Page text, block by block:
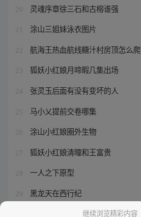
20 灵魂序章徐三石和古榕谁强
21 涂山三姐妹泳衣图片
22 航海王热血航线糖汁村房顶怎么爬
23 狐妖小红娘月啼暇几集出场
24 张灵玉后面有没有变坏的人
25 马小乂提前交卷哪集
26 涂山小红娘圈外生物
27 狐妖小红娘清曈和王富贵
28 一人之下原型
29 黑龙天在西行纪
狐妖小红娘圈外篇免费播放
继续浏览精彩内容